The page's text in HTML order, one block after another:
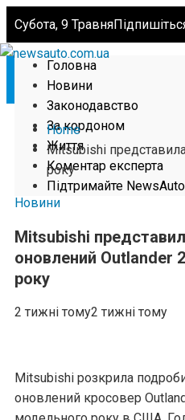
Субота, 9 Травня
Головна
Новини
Законодавство
За кордоном
Життя
Коментар експерта
Підтримайте NewsAuto
Home
Mitsubishi
року
Новини
Mitsubishi
оновлений Outlander
року
2 тижні тому2 тижні тому
Mitsubishi розкрила
оновлений кросовер